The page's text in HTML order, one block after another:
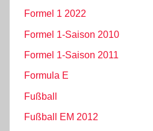
Formel 1 2022
Formel 1-Saison 2010
Formel 1-Saison 2011
Formula E
Fußball
Fußball EM 2012